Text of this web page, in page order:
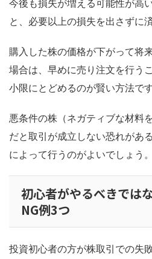
今後も損失が増える可能性が高
と、必要以上の損失を出さずに
購入した株の価格が下がって将
場合は、早めに売り注文を行う
小限にとどめるのが賢い方法です
悪条件の株（ネガティブな材料
だと取引が成立しない恐れがあ
によって行うのがよいでしょう。
初心者がやるべきでは
NG例3つ
投資初心者の方が株取引での失